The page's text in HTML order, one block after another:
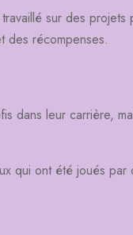
sur des
des récompenses.
dans leur carrière,
qui ont été joués